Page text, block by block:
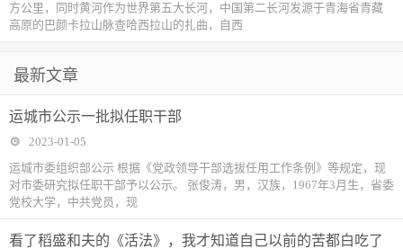
方公里，同时黄河作为世界第五大长河，中国第二长河发源于青海省青藏
高原的巴颜卡拉山脉查哈西拉山的扎曲，自西
最新文章
运城市公示一批拟任职干部
2023-01-05
运城市委组织部公示 根据《党政领导干部选拔任用工作条例》等规定，现
对市委研究拟任职干部予以公示。 张俊涛，男，汉族，1967年3月生，省委
党校大学，中共党员，现
看了稻盛和夫的《活法》，我才知道自己以前的苦都白吃了